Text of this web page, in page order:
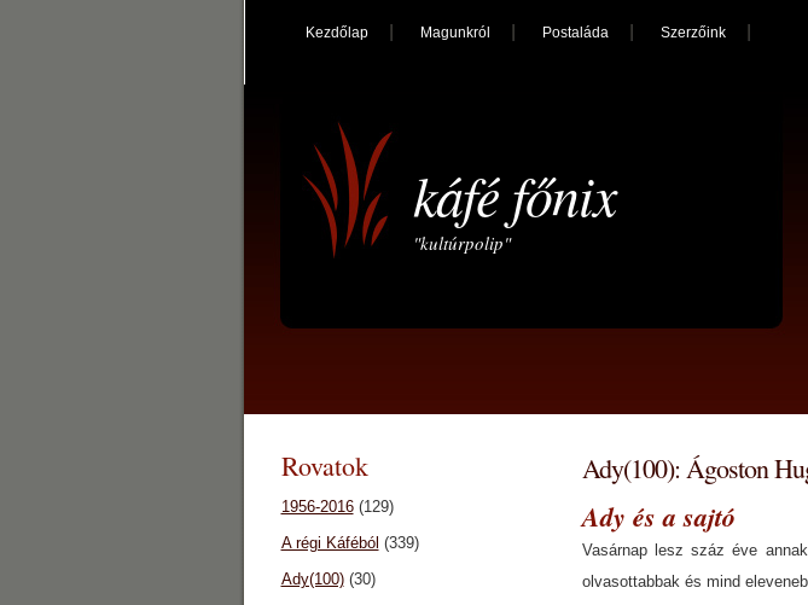
Kezdőlap Magunkról Postaláda Szerzőink
káfé főnix
"kultúrpolip"
Ady(100): Ágoston
Ady és a sajtó
Vasárnap lesz száz éve
olvasottabbak és mind
Rovatok
1956-2016(129)
A régi Káféból (339)
Ady(100)(30)